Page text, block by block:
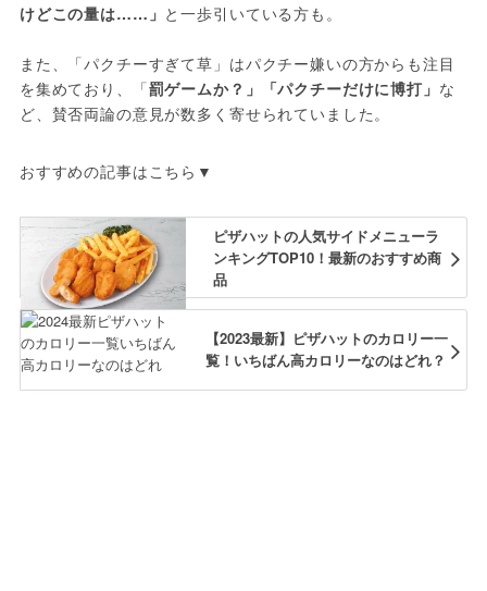
けどこの量は……」 と一歩引いている方も。
また、「パクチーすぎて草」はパクチー嫌いの方からも注目
を集めており、「罰ゲームか？」「パクチーだけに博打」 な
ど、賛否両論の意見が数多く寄せられていました。
おすすめの記事はこちら▼
ピザハットの人気サイドメニューラ
ンキングTOP10！最新のおすすめ商
品
【2023最新】ピザハットのカロリー一
覧！いちばん高カロリーなのはどれ？